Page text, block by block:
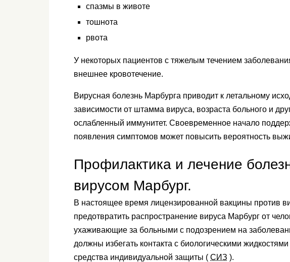
спазмы в животе
тошнота
рвота
У некоторых пациентов с тяжелым течением
внешнее кровотечение.
Вирусная болезнь Марбурга приводит к летальному
зависимости от штамма вируса, возраста больного и
ослабленный иммунитет. Своевременное начало
появления симптомов может повысить вероятность
Профилактика и лечение
вирусом Марбург.
В настоящее время лицензированной вакцины против
предотвратить распространение вируса Марбург от
ухаживающие за больными с подозрением на
должны избегать контакта с биологическими
средства индивидуальной защиты ( СИЗ ).